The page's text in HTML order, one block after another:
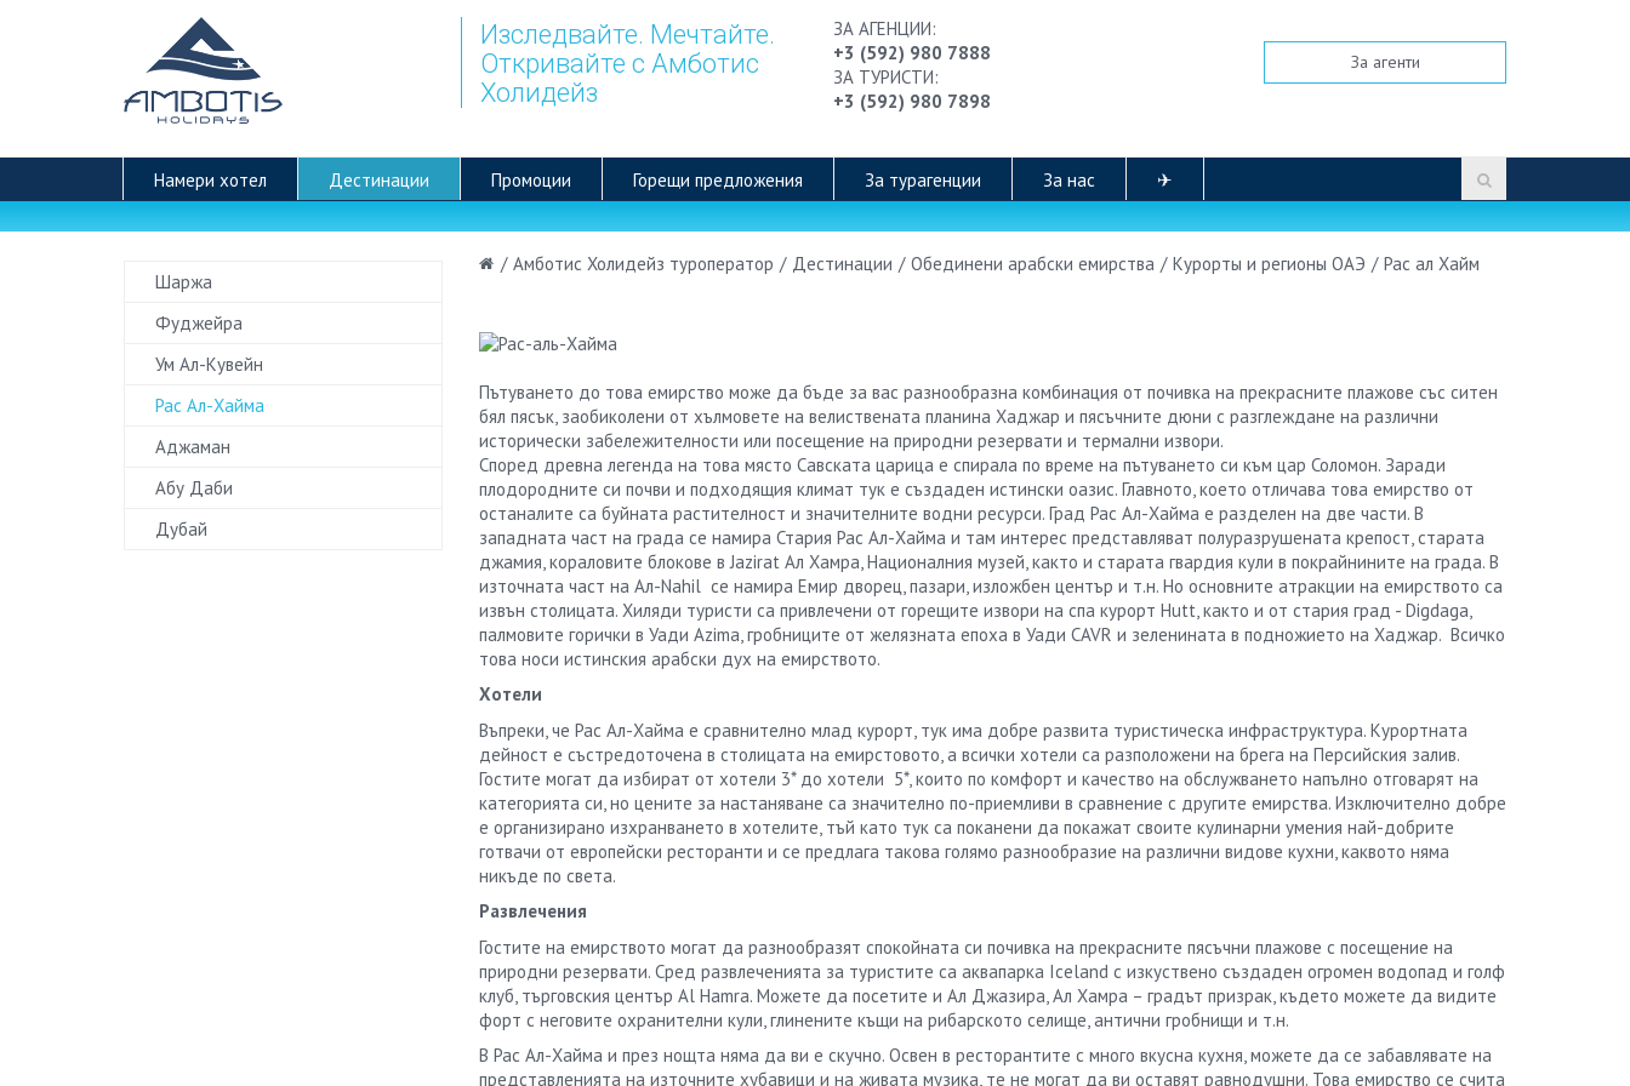
Изследвайте. Мечтайте.
Откривайте с Амботис
Холидейз
ЗА АГЕНЦИИ:
+3 (592) 980 7888
ЗА ТУРИСТИ:
+3 (592) 980 7898
За агенти
Намери хотел Дестинации Промоции Горещи предложения За турагенции За нас ✈
/ Амботис Холидейз туроператор / Дестинации / Обединени арабски емирства / Курорты и регионы ОАЭ / Рас ал Хайм
Пътуването до това емирство може да бъде за вас разнообразна комбинация от почивка на прекрасните плажове със ситен
бял пясък, заобиколени от хълмовете на велиствената планина Хаджар и пясъчните дюни с разглеждане на различни
исторически забележителности или посещение на природни резервати и термални извори.
Според древна легенда на това място Савската царица е спирала по време на пътуването си към цар Соломон. Заради
плодородните си почви и подходящия климат тук е създаден истински оазис. Главното, което отличава това емирство от
останалите са буйната растителност и значителните водни ресурси. Град Рас Ал-Хайма е разделен на две части. В
западната част на града се намира Стария Рас Ал-Хайма и там интерес представляват полуразрушената крепост, старата
джамия, кораловите блокове в Jazirat Ал Хамра, Националния музей, както и старата гвардия кули в покрайнините на града. В
източната част на Ал-Nahil се намира Емир дворец, пазари, изложбен център и т.н. Но основните атракции на емирството са
извън столицата. Хиляди туристи са привлечени от горещите извори на спа курорт Hutt, както и от стария град - Digdaga,
палмовите горички в Уади Azima, гробниците от желязната епоха в Уади CAVR и зеленината в подножието на Хаджар. Всичко
това носи истинския арабски дух на емирството.
Хотели
Въпреки, че Рас Ал-Хайма е сравнително млад курорт, тук има добре развита туристическа инфраструктура. Курортната
дейност е състредоточена в столицата на емирстовото, а всички хотели са разположени на брега на Персийския залив.
Гостите могат да избират от хотели 3* до хотели 5*, които по комфорт и качество на обслужването напълно отговарят на
категорията си, но цените за настаняване са значително по-приемливи в сравнение с другите емирства. Изключително добре
е организирано изхранването в хотелите, тъй като тук са поканени да покажат своите кулинарни умения най-добрите
готвачи от европейски ресторанти и се предлага такова голямо разнообразие на различни видове кухни, каквото няма
никъде по света.
Развлечения
Гостите на емирството могат да разнообразят спокойната си почивка на прекрасните пясъчни плажове с посещение на
природни резервати. Сред развлеченията за туристите са аквапарка Iceland с изкуствено създаден огромен водопад и голф
клуб, търговския център Al Hamra. Можете да посетите и Ал Джазира, Ал Хамра – градът призрак, където можете да видите
форт с неговите охранителни кули, глинените къщи на рибарското селище, антични гробнищи и т.н.
В Рас Ал-Хайма и през нощта няма да ви е скучно. Освен в ресторантите с много вкусна кухня, можете да се забавлявате на
представленията на източните хубавици и на живата музика, те не могат да ви оставят равнодушни. Това емирство се счита
Шаржа
Фуджейра
Ум Ал-Кувейн
Рас Ал-Хайма
Аджаман
Абу Даби
Дубай